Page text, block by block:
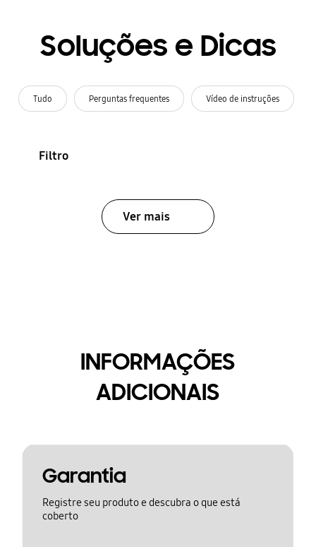
Soluções e Dicas
Tudo Perguntas frequentes Vídeo de instruções
Filtro
Ver mais
INFORMAÇÕES
ADICIONAIS
Garantia
Registre seu produto e descubra o que está
coberto